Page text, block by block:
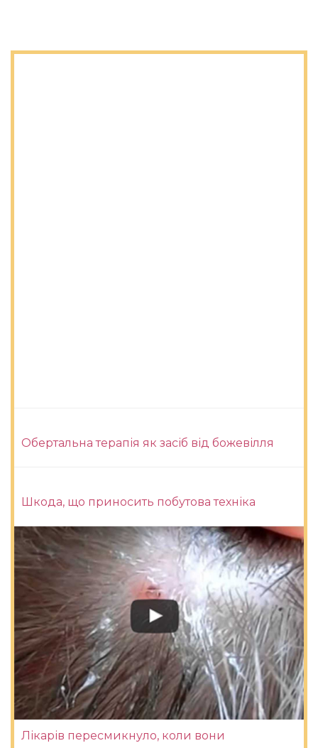
Обертальна терапія як засіб від божевілля
Шкода, що приносить побутова техніка
Лікарів пересмикнуло, коли вони